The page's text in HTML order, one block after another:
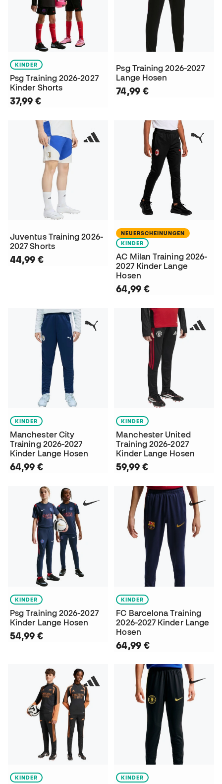
KINDER
Psg Training 2026-2027
Kinder Shorts
37,99 €
Psg Training 2026-2027
Lange Hosen
74,99 €
Juventus Training 2026-
2027 Shorts
44,99 €
NEUERSCHEINUNGEN
KINDER
AC Milan Training 2026-
2027 Kinder Lange
Hosen
64,99 €
KINDER
Manchester City
Training 2026-2027
Kinder Lange Hosen
64,99 €
KINDER
Manchester United
Training 2026-2027
Kinder Lange Hosen
59,99 €
KINDER
Psg Training 2026-2027
Kinder Lange Hosen
54,99 €
KINDER
FC Barcelona Training
2026-2027 Kinder Lange
Hosen
64,99 €
KINDER KINDER